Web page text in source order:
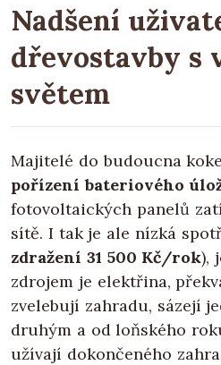
Nadšení
dřevostavby s
světem
Majitelé do budoucna
pořízení bateriového
fotovoltaických panelů
sítě. I tak je ale nízká
zdražení 31 500 Kč/rok),
zdrojem je elektřina,
zvelebují zahradu, sázejí
druhým a od loňského
užívají dokončeného